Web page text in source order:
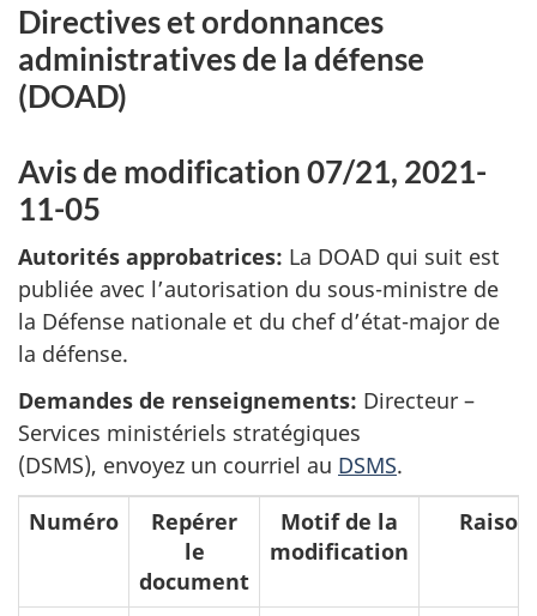
Directives et ordonnances
administratives de la défense
(DOAD)
Avis de modification 07/21, 2021-
11-05
Autorités approbatrices: La DOAD qui suit est
publiée avec l’autorisation du sous-ministre de
la Défense nationale et du chef d’état-major de
la défense.
Demandes de renseignements: Directeur –
Services ministériels stratégiques
(DSMS), envoyez un courriel au DSMS.
Numéro
Repérer
le
document
Motif de la
modification
Raison